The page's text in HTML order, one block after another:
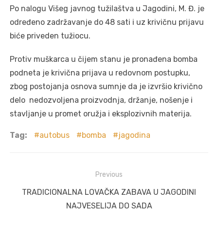
Po nalogu Višeg javnog tužilaštva u Jagodini, M. Đ. je
određeno zadržavanje do 48 sati i uz krivičnu prijavu
biće priveden tužiocu.
Protiv muškarca u čijem stanu je pronađena bomba
podneta je krivična prijava u redovnom postupku,
zbog postojanja osnova sumnje da je izvršio krivično
delo nedozvoljena proizvodnja, držanje, nošenje i
stavljanje u promet oružja i eksplozivnih materija.
Tag: autobus bomba jagodina
navigation
Previous
Previous
TRADICIONALNA LOVAČKA ZABAVA U JAGODINI
NAJVESELIJA DO SADA